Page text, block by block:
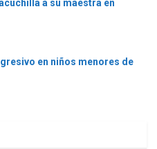
a su maestra en
en niños menores de